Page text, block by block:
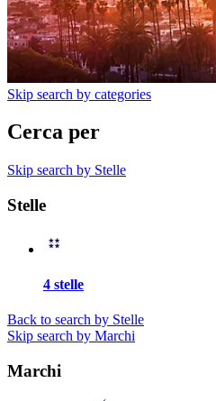
Skip search by categories
Cerca per
Skip search by Stelle
Stelle
4 stelle
Back to search by Stelle
Skip search by Marchi
Marchi